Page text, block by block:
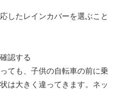
したレインカバーを選ぶこと
認する
ても、子供の自転車の前に乗
は大きく違ってきます。ネッ